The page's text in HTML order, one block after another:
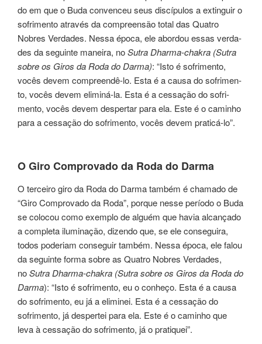
do em que o Buda con­ven­ceu seus dis­cí­pu­los a extinguir o
sofrimen­to atra­vés da com­preen­são total das Quatro
Nobres Verdades. Nessa época, ele abor­dou essas ver­da­
des da seguin­te manei­ra, noSutra Dharma-chakra (Sutra
sobre os Giros da Roda do Darma): “Isto é sofri­men­to,
vocês devem com­preen­dê-lo. Esta é a causa do sofri­men­
to, vocês devem eli­mi­ná-la. Esta é a ces­sa­ção do sofri­
men­to, vocês devem des­per­tar para ela. Este é o cami­nho
para a ces­sa­ção do sofri­men­to, vocês devem praticá-lo”.
O Giro Com­pro­va­do da Roda do Darma
O ter­cei­ro giro da Roda do Darma tam­bém é cha­ma­do de
“Giro Comprova­do da Roda”, por­que nesse perío­do o Buda
se colo­cou como exemplo de alguém que havia alcançado
a completa ilu­mi­na­ção, dizendo que, se ele con­se­gui­ra,
todos pode­riam con­se­guir também. Nessa época, ele falou
da seguin­te forma sobre as Quatro Nobres Verdades,
noSutra Dharma-chakra (Sutra sobre os Giros da Roda do
Darma): “Isto é sofri­men­to, eu o conhe­ço. Esta é a causa
do sofri­men­to, eu já a eli­mi­nei. Esta é a cessação do
sofrimento, já des­per­tei para ela. Este é o cami­nho que
leva à ces­sa­ção do sofri­men­to, já o pra­ti­quei”.